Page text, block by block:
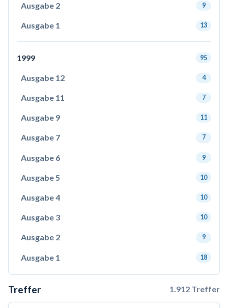
Ausgabe 2 9
Ausgabe 1 13
1999 95
Ausgabe 12 4
Ausgabe 11 7
Ausgabe 9 11
Ausgabe 7 7
Ausgabe 6 9
Ausgabe 5 10
Ausgabe 4 10
Ausgabe 3 10
Ausgabe 2 9
Ausgabe 1 18
Treffer 1.912 Treffer